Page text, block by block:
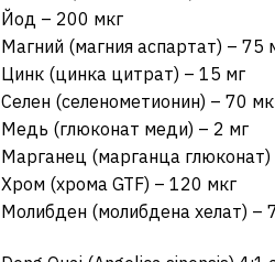
Йод – 200 мкг
Магний (магния аспартат) – 75
Цинк (цинка цитрат) – 15 мг
Селен (селенометионин) – 70
Медь (глюконат меди) – 2 мг
Марганец (марганца глюконат)
Хром (хрома GTF) – 120 мкг
Молибден (молибдена хелат) –